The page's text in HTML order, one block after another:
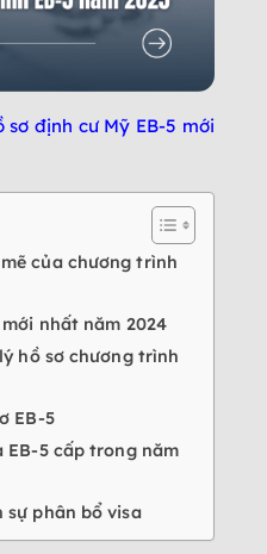
định cư Mỹ EB-5 mới
của chương trình
nhất năm 2024
hồ sơ chương trình
EB-5
EB-5 cấp trong năm
sự phân bổ visa